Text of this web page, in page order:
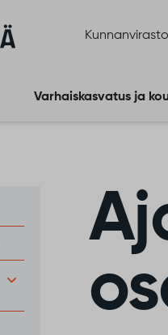
Varhaiskasvatus ja